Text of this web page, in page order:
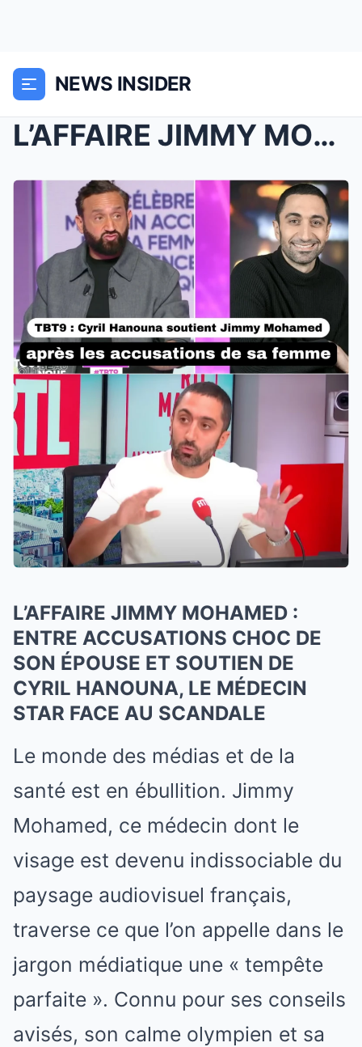
NEWS INSIDER
L’AFFAIRE JIMMY MOHAMED : ENTRE ACCUSATIONS ...
L’AFFAIRE JIMMY MOHAMED :
ENTRE ACCUSATIONS CHOC DE
SON ÉPOUSE ET SOUTIEN DE
CYRIL HANOUNA, LE MÉDECIN
STAR FACE AU SCANDALE
Le monde des médias et de la
santé est en ébullition. Jimmy
Mohamed, ce médecin dont le
visage est devenu indissociable du
paysage audiovisuel français,
traverse ce que l’on appelle dans le
jargon médiatique une « tempête
parfaite ». Connu pour ses conseils
avisés, son calme olympien et sa